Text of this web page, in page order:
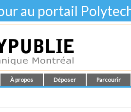
au portail
À propos Déposer Parcourir